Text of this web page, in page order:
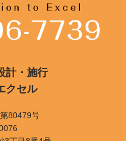
計・施行
クセル
80479号